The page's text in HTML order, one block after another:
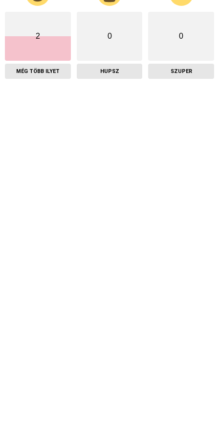
2
MÉG TÖBB ILYET
0
HUPSZ
0
SZUPER